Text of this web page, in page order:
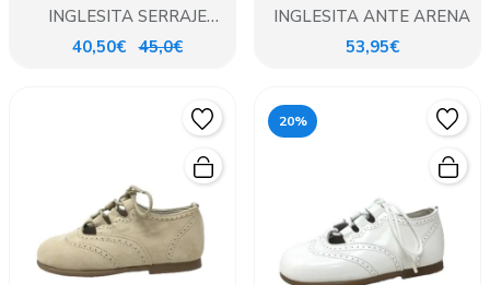
INGLESITA SERRAJE
ARENA
40,50€ 45,0€
INGLESITA ANTE ARENA
53,95€
20%